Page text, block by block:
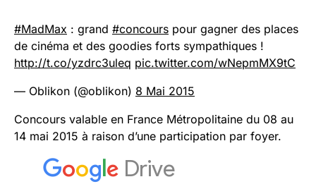
#MadMax : grand #concours pour gagner des places
de cinéma et des goodies forts sympathiques !
http://t.co/yzdrc3uleq pic.twitter.com/wNepmMX9tC
— Oblikon (@oblikon) 8 Mai 2015
Concours valable en France Métropolitaine du 08 au
14 mai 2015 à raison d’une participation par foyer.